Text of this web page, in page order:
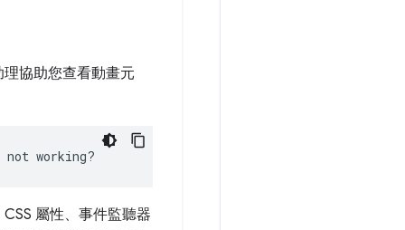
協助您查看動畫元
not working?
屬性、事件監聽器